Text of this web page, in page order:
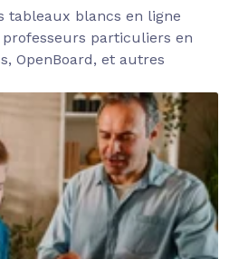
tableaux blancs en ligne
particuliers en
OpenBoard, et autres